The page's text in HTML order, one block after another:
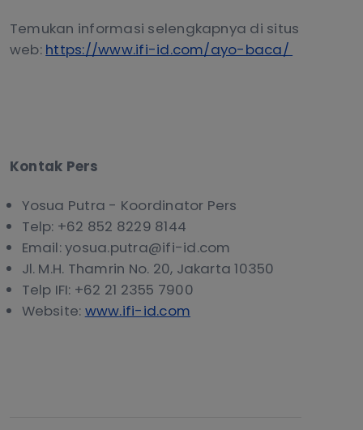
Temukan informasi selengkapnya di situs
web: https://www.ifi-id.com/ayo-baca/
Kontak Pers
Yosua Putra - Koordinator Pers
Telp: +62 852 8229 8144
Email: yosua.putra@ifi-id.com
Jl. M.H. Thamrin No. 20, Jakarta 10350
Telp IFI: +62 21 2355 7900
Website: www.ifi-id.com